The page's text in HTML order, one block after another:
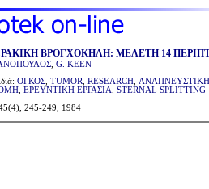
ΒΡΟΓΧΟΚΗΛΗ: ΜΕΛΕΤΗ 14
G. KEEN
ΟΓΚΟΣ, TUMOR, RESEARCH,
, ΕΡΕΥΝΤΙΚΗ ΕΡΓΑΣΙΑ, STERNAL SPLITTING
245-249, 1984